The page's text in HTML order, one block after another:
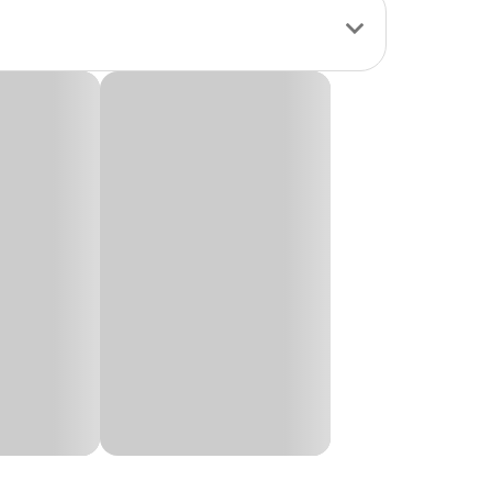
Pastor Suiço, Pitbull, Poodle, Samoeida,
B6, vitamina B7,